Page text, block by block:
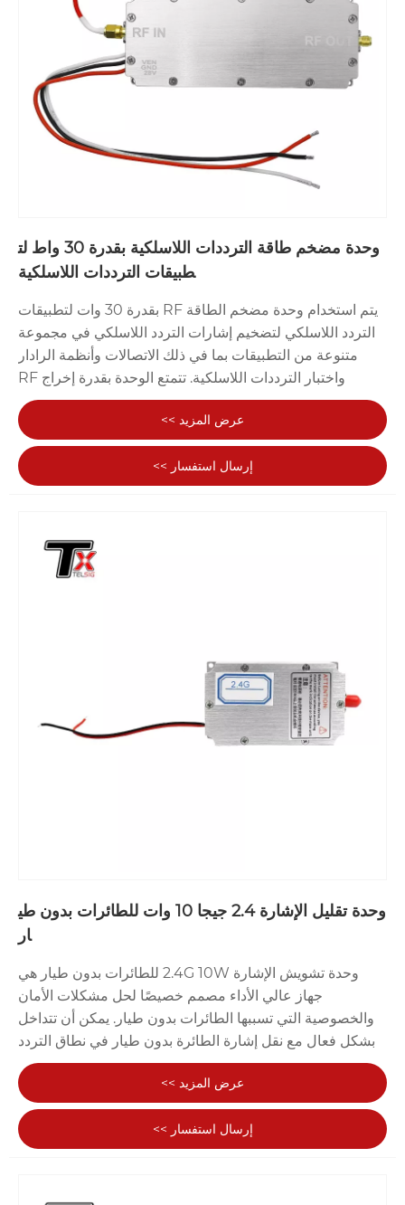
وحدة مضخم طاقة الترددات اللاسلكية بقدرة 30 واط لت
طبيقات الترددات اللاسلكية
يتم استخدام وحدة مضخم الطاقة RF بقدرة 30 وات لتطبيقات
التردد اللاسلكي لتضخيم إشارات التردد اللاسلكي في مجموعة
متنوعة من التطبيقات بما في ذلك الاتصالات وأنظمة الرادار
واختبار الترددات اللاسلكية. تتمتع الوحدة بقدرة إخراج RF
قصوى تبلغ 30 وات. Texin هي شركة رائدة في تصنيع وتوريد
وتصدير الوحدات في الصين. من خلال الالتزام بالسعي لتحقيق
جودة المنتج المثالية، فقد حازت وحداتنا على رضا العديد من
العملاء.
عرض المزيد >>
إرسال استفسار >>
وحدة تقليل الإشارة 2.4 جيجا 10 وات للطائرات بدون طي
ار
وحدة تشويش الإشارة 2.4G 10W للطائرات بدون طيار هي
جهاز عالي الأداء مصمم خصيصًا لحل مشكلات الأمان
والخصوصية التي تسببها الطائرات بدون طيار. يمكن أن تتداخل
بشكل فعال مع نقل إشارة الطائرة بدون طيار في نطاق التردد
2.4 جيجا هرتز، وتمنع رحلات الطائرات بدون طيار، وتوفر أمانًا
قويًا للمجال الجوي لمناطق معينة. الشركة المصنعة والموردة
لوحدة الجودة الصينية المحترفة. TeXin هي شركة مصنعة
وموردة كبيرة لوحدات التشويش في الصين. سواء كان الأمر
يتعلق بالأمن أو حماية الخصوصية أو التحكم في المكان أو غيرها
عرض المزيد >>
إرسال استفسار >>